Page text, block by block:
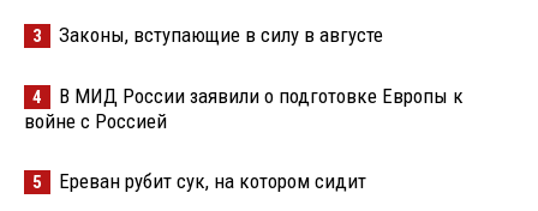
3 Законы, вступающие в силу в августе
4
В МИД России заявили о подготовке Европы к
войне с Россией
5 Ереван рубит сук, на котором сидит